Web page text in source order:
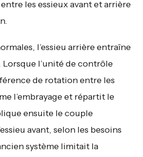
les essieux avant et arrière
l’essieu arrière entraîne
Lorsque l’unité de contrôle
de rotation entre les
l’embrayage et répartit le
ensuite le couple
avant, selon les besoins
système limitait la